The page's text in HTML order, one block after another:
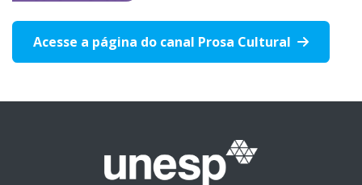
Acesse a página do canal Prosa Cultural